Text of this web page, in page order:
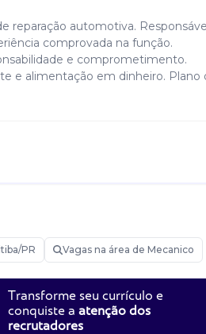
reparação automotiva.
comprovada na função.
e comprometimento.
e alimentação em dinheiro. Plano
PR Vagas na área de Mecanico
Transforme seu currículo e
conquiste a atenção dos
recrutadores